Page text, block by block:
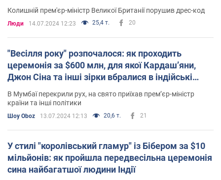
Колишній прем'єр-міністр Великої Британії порушив дрес-код
Люди 14.07.2024 12:23 25,4 т. 20
"Весілля року" розпочалося: як проходить
церемонія за $600 млн, для якої Кардашʼяни,
Джон Сіна та інші зірки вбралися в індійські
образи
В Мумбаї перекрили рух, на свято приїхав премʼєр-міністр
країни та інші політики
Шоу Oboz 13.07.2024 12:13 20,6 т. 21
У стилі "королівський гламур" із Бібером за $10
мільйонів: як пройшла передвесільна церемонія
сина найбагатшої людини Індії